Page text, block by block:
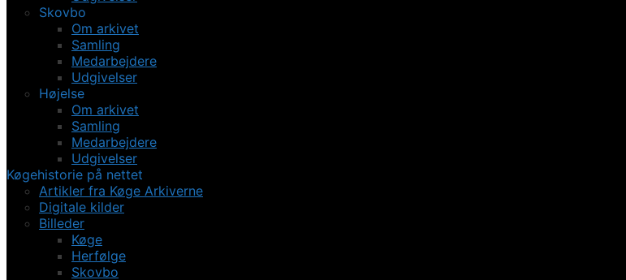
Skovbo
Om arkivet
Samling
Medarbejdere
Udgivelser
Højelse
Om arkivet
Samling
Medarbejdere
Udgivelser
Køgehistorie på nettet
Artikler fra Køge Arkiverne
Digitale kilder
Billeder
Køge
Herfølge
Skovbo